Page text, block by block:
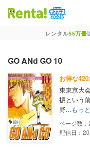
レンタル55万冊
GO ANd GO 10
お得な
東東京大
振という
野...もっ
配信日：